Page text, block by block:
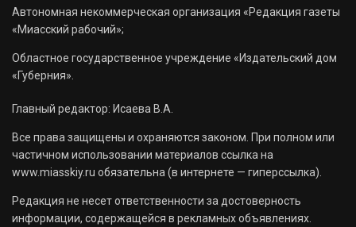
Автономная некоммерческая организация «Редакция газеты
«Миасский рабочий»;
Областное государственное учреждение «Издательский дом
«Губерния».
Главный редактор: Исаева В.А.
Все права защищены и охраняются законом. При полном или
частичном использовании материалов ссылка на
www.miasskiy.ru обязательна (в интернете — гиперссылка).
Редакция не несет ответственности за достоверность
информации, содержащейся в рекламных объявлениях.